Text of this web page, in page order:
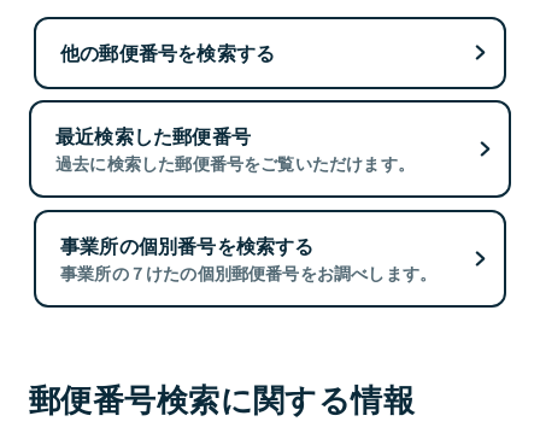
他の郵便番号を検索する
最近検索した郵便番号
過去に検索した郵便番号をご覧いただけます。
事業所の個別番号を検索する
事業所の７けたの個別郵便番号をお調べします。
郵便番号検索に関する情報